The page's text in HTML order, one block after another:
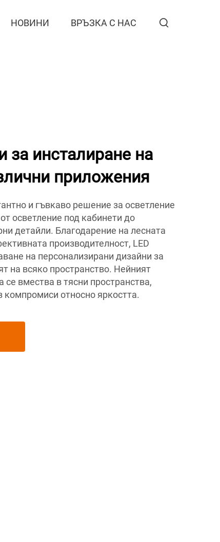
НОВИНИ ВРЪЗКА С НАС
за инсталиране на
приложения
и гъвкаво решение за осветление
осветление под кабинети до
детайли. Благодарение на лесната
производителност, LED
на персонализирани дизайни за
на всяко пространство. Нейният
вмества в тясни пространства,
компромиси относно яркостта.